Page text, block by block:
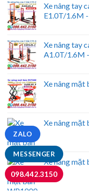
Xe nâng tay
E1.0T/1.6M
Xe nâng tay
A1.0T/1.6M
Xe nâng
Xe nâng mặt
Xe nâng mặt
MESSENGER
ZALO
098.442.3150